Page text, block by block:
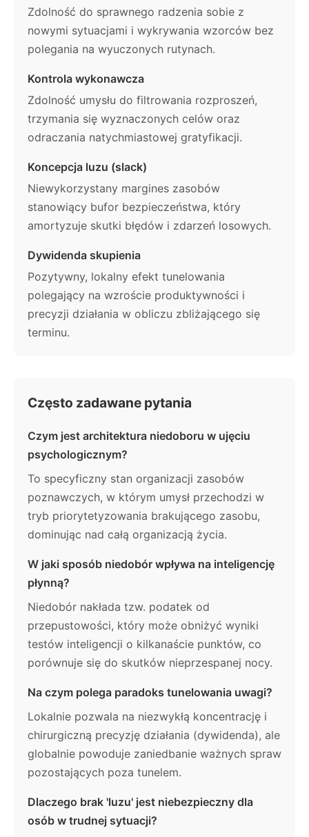
Zdolność do sprawnego radzenia sobie z
nowymi sytuacjami i wykrywania wzorców bez
polegania na wyuczonych rutynach.
Kontrola wykonawcza
Zdolność umysłu do filtrowania rozproszeń,
trzymania się wyznaczonych celów oraz
odraczania natychmiastowej gratyfikacji.
Koncepcja luzu (slack)
Niewykorzystany margines zasobów
stanowiący bufor bezpieczeństwa, który
amortyzuje skutki błędów i zdarzeń losowych.
Dywidenda skupienia
Pozytywny, lokalny efekt tunelowania
polegający na wzroście produktywności i
precyzji działania w obliczu zbliżającego się
terminu.
Często zadawane pytania
Czym jest architektura niedoboru w ujęciu
psychologicznym?
To specyficzny stan organizacji zasobów
poznawczych, w którym umysł przechodzi w
tryb priorytetyzowania brakującego zasobu,
dominując nad całą organizacją życia.
W jaki sposób niedobór wpływa na inteligencję
płynną?
Niedobór nakłada tzw. podatek od
przepustowości, który może obniżyć wyniki
testów inteligencji o kilkanaście punktów, co
porównuje się do skutków nieprzespanej nocy.
Na czym polega paradoks tunelowania uwagi?
Lokalnie pozwala na niezwykłą koncentrację i
chirurgiczną precyzję działania (dywidenda), ale
globalnie powoduje zaniedbanie ważnych spraw
pozostających poza tunelem.
Dlaczego brak 'luzu' jest niebezpieczny dla
osób w trudnej sytuacji?